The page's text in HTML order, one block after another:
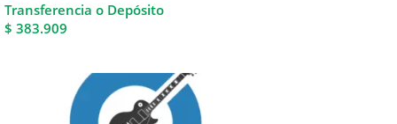
Transferencia o Depósito
$ 383.909